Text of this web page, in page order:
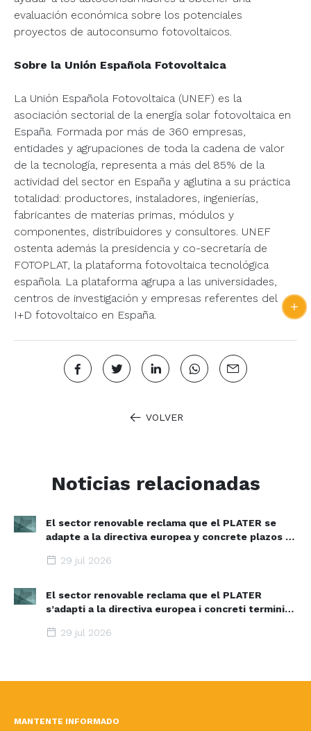
evaluación económica sobre los potenciales
proyectos de autoconsumo fotovoltaicos.
Sobre la Unión Española Fotovoltaica
La Unión Española Fotovoltaica (UNEF) es la
asociación sectorial de la energía solar fotovoltaica en
España. Formada por más de 360 empresas,
entidades y agrupaciones de toda la cadena de valor
de la tecnología, representa a más del 85% de la
actividad del sector en España y aglutina a su práctica
totalidad: productores, instaladores, ingenierías,
fabricantes de materias primas, módulos y
componentes, distribuidores y consultores. UNEF
ostenta además la presidencia y co-secretaría de
FOTOPLAT, la plataforma fotovoltaica tecnológica
española. La plataforma agrupa a las universidades,
centros de investigación y empresas referentes del
I+D fotovoltaico en España.
VOLVER
Noticias relacionadas
El sector renovable reclama que el PLATER se
adapte a la directiva europea y concrete plazos y
29 jul 2026
El sector renovable reclama que el PLATER
s’adapti a la directiva europea i concreti terminis i
29 jul 2026
MANTENTE INFORMADO